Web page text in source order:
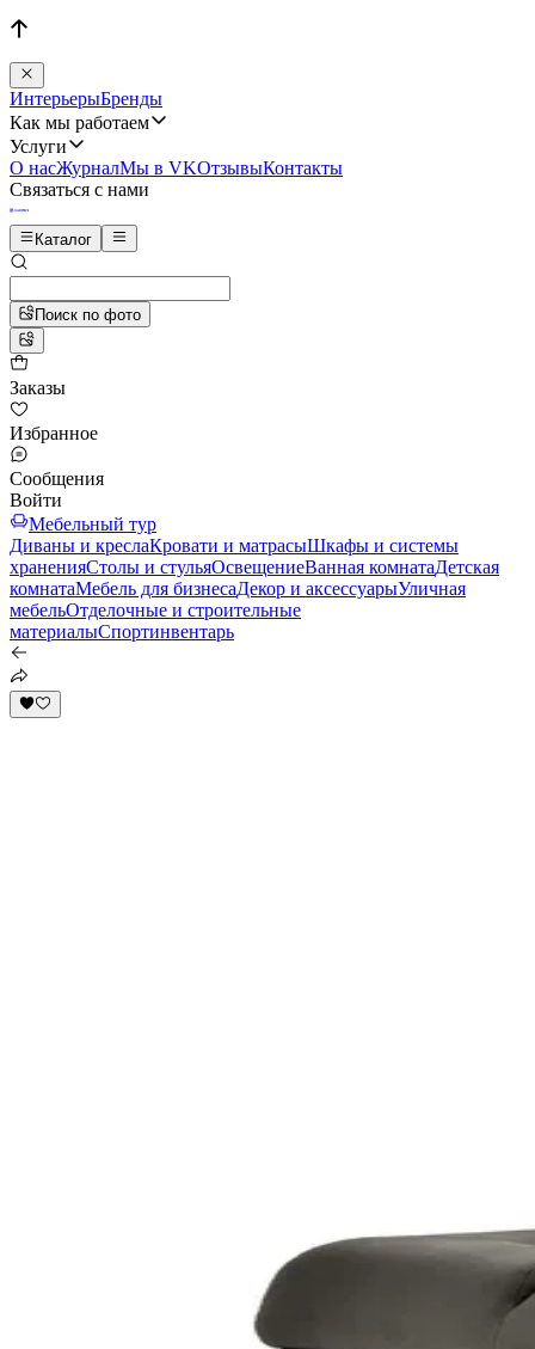
ИнтерьерыБренды
Как мы работаем
Услуги
О насЖурналМы в VKОтзывыКонтакты
Связаться с нами
Каталог
Поиск по фото
Заказы
Избранное
Сообщения
Войти
Мебельный тур
Диваны и креслаКровати и матрасыШкафы и системы
храненияСтолы и стульяОсвещениеВанная комнатаДетская
комнатаМебель для бизнесаДекор и аксессуарыУличная
мебельОтделочные и строительные
материалыСпортинвентарь